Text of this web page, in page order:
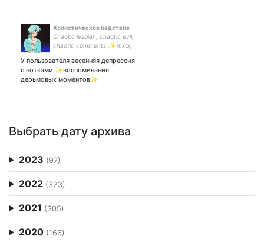
Холистическое бедствие
Chaotic lesbian, chaotic evil,
chaotic comments ✨ mxtx,
promare, guardian, priest,
мгчд, aftg, геншин✨
фандомный и не очень
У пользователя весенняя депрессия
с нотками ✨воспоминания
дерьмовых моментов✨
Выбрать дату архива
2023 (97)
2022 (323)
2021 (305)
2020 (166)